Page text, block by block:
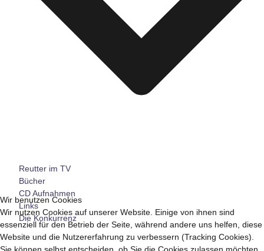
Reutter im TV
Bücher
CD Aufnahmen
Links
Die Konkurrenz
Wir benutzen Cookies
Wir nutzen Cookies auf unserer Website. Einige von ihnen sind
essenziell für den Betrieb der Seite, während andere uns helfen, diese
Website und die Nutzererfahrung zu verbessern (Tracking Cookies).